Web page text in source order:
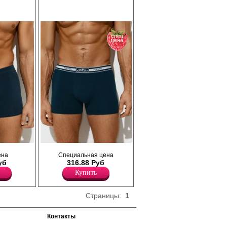
они дышащие и легкие. Модель не
ограничивает движения и обеспечивает
комфорт в течении всего дня.
Полиамид 20%
Хлопок 72%
Эластан 8%
силуэта, однотонные, из
высококачественного хлопка с
добавлением эластана, повышающий
прочность и качество одежды, создавая
идеальное облегание фигуры. Имеют
среднюю посадку, мягкую и эластичную
жаккардовую резинку по талии с
фирменным логотипом, профилированный
гульфик. Модель полностью закрывает
ягодицы и немного опускается на бедра, не
спец
цена
Специальная цена
316.88 Руб
Купить
Страницы: 1
Контакты